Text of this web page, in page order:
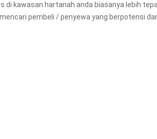
di kawasan hartanah anda biasanya lebih
pembeli / penyewa yang berpotensi